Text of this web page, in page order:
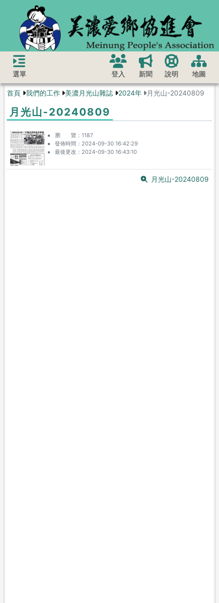
選單 登入 新聞 說明 地圖
首頁 我們的工作 美濃月光山雜誌 2024年 月光山-20240809
月光山-20240809
瀏 覽
1187
發佈時間
2024-09-30 16:42:29
最後更改
2024-09-30 16:43:10
月光山-20240809